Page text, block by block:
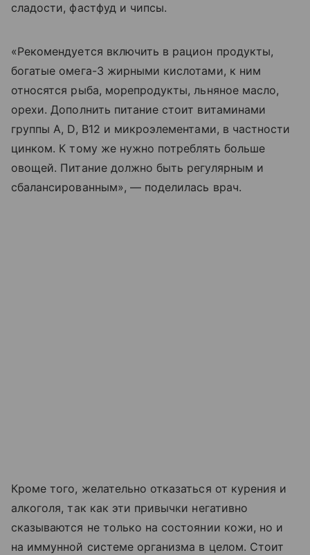
сладости, фастфуд и чипсы.
«Рекомендуется включить в рацион продукты,
богатые омега-3 жирными кислотами, к ним
относятся рыба, морепродукты, льняное масло,
орехи. Дополнить питание стоит витаминами
группы A, D, B12 и микроэлементами, в частности
цинком. К тому же нужно потреблять больше
овощей. Питание должно быть регулярным и
сбалансированным», — поделилась врач.
Кроме того, желательно отказаться от курения и
алкоголя, так как эти привычки негативно
сказываются не только на состоянии кожи, но и
на иммунной системе организма в целом. Стоит